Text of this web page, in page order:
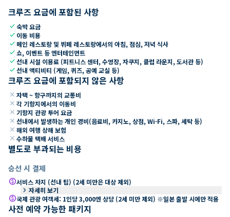
크루즈 요금에 포함된 사항
check숙박 요금
check 이동 비용
check 메인 레스토랑 및 뷔페 레스토랑에서의 아침, 점심, 저녁 식사
check쇼, 이벤트 등 엔터테인먼트
check선내 시설 이용료 (피트니스 센터, 수영장, 자쿠지, 클럽 라운지, 도서관 등)
check선내 액티비티 (게임, 퀴즈, 공예 교실 등)
크루즈 요금에 포함되지 않은 사항
close 자택 ~ 항구까지의 교통비
close 각 기항지에서의 이동비
close 기항지 관광 투어 요금
close 선내에서 발생하는 개인 경비(음료비, 카지노, 상점, Wi-Fi, 스파, 세탁 등)
close 해외 여행 상해 보험
close 수하물 택배 서비스
별도로 부과되는 비용
승선 시 결제
paid서비스 차지 (선내 팁) (2세 미만은 대상 제외)
keyboard_arrow_right 자세히 보기
paid국제 관광 여객세: 1인당 3,000엔 상당 (2세 미만 제외) ※일본 출발 시에만 적용
사전 예약 가능한 패키지